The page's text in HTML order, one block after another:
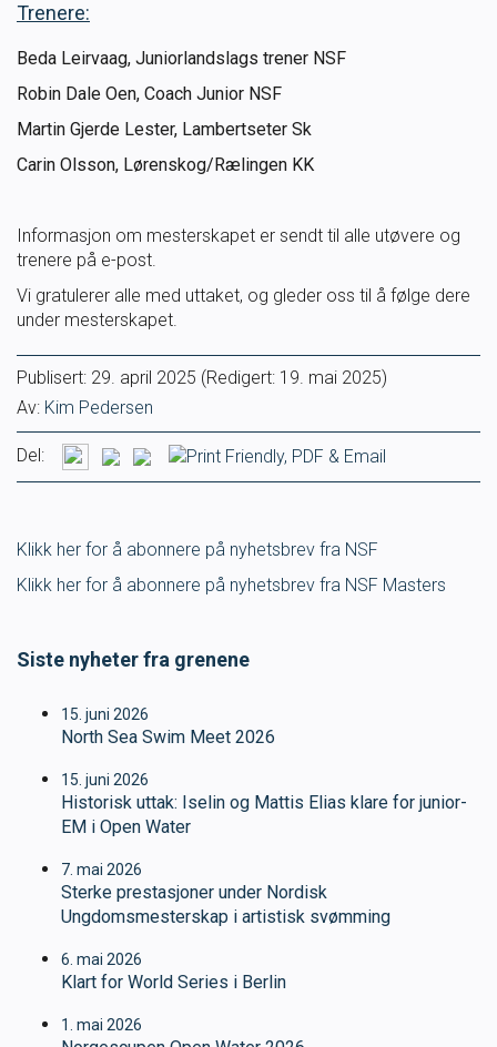
Ledige stillinger
IDRETTSBUTIKKEN
FORBUNDSTINGET
Trenere:
Beda Leirvaag, Juniorlandslags trener NSF
Robin Dale Oen, Coach Junior NSF
Martin Gjerde Lester, Lambertseter Sk
Carin Olsson, Lørenskog/Rælingen KK
Informasjon om mesterskapet er sendt til alle utøvere og
trenere på e-post.
Vi gratulerer alle med uttaket, og gleder oss til å følge dere
under mesterskapet.
Publisert: 29. april 2025 (Redigert: 19. mai 2025)
Av: Kim Pedersen
Del:
Klikk her for å abonnere på nyhetsbrev fra NSF
Klikk her for å abonnere på nyhetsbrev fra NSF Masters
Siste nyheter fra grenene
15. juni 2026
North Sea Swim Meet 2026
15. juni 2026
Historisk uttak: Iselin og Mattis Elias klare for junior-
EM i Open Water
7. mai 2026
Sterke prestasjoner under Nordisk
Ungdomsmesterskap i artistisk svømming
6. mai 2026
Klart for World Series i Berlin
1. mai 2026